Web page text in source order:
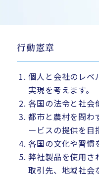
行動憲章
個人と会社のレベ
実現を考えます。
各国の法令と社会
都市と農村を問わ
ービスの提供を目
各国の文化や習慣
弊社製品を使用さ
取引先、地域社会